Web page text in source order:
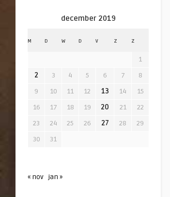
december 2019
M D W D V Z Z
1
2
3 4 5 6 7
8
9
10 11 12 13 14
15
16
17 18 19 20 21
22
23
24 25 26 27 28
29
30
31
« nov jan »